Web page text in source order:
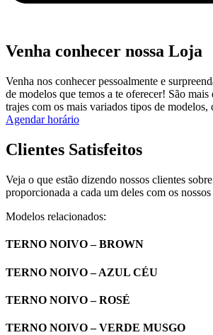
Venha conhecer nossa Loja
Venha nos conhecer pessoalmente e
de modelos que temos a te oferecer! São
trajes com os mais variados tipos de modelos,
Agendar horário
Clientes Satisfeitos
Veja o que estão dizendo nossos clientes
proporcionada a cada um deles com os
Modelos relacionados:
TERNO NOIVO – BROWN
TERNO NOIVO – AZUL CÉU
TERNO NOIVO – ROSÉ
TERNO NOIVO – VERDE MUSGO